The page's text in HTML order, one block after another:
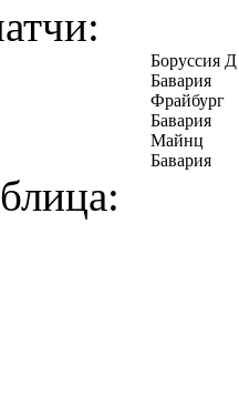
Боруссия Д
Бавария
Фрайбург
Бавария
Майнц
Бавария